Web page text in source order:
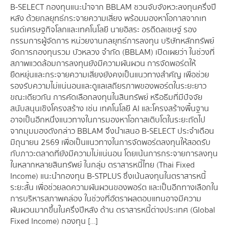
B-SELECT กองทุนแนะนำจาก BBLAM ชวนจับจังหวะลงทุนครึ่งปี
หลัง ด้วยกลยุทธ์กระจายความเสี่ยง พร้อมมองหาโอกาสจากเท
รนด์เศรษฐกิจโลกและเทคโนโลยี นายอิสระ อรดีดลเชษฐ์ รอง
กรรมการผู้จัดการ หน่วยงานกลยุทธ์การลงทุน บริษัทหลักทรัพย์
จัดการกองทุนรวม บัวหลวง จำกัด (BBLAM) เปิดเผยว่า ในช่วงที่
สภาพแวดล้อมการลงทุนยังมีความผันผวน การจัดพอร์ตให้
ยืดหยุ่นและกระจายความเสี่ยงยังคงเป็นแนวทางสำคัญ เพื่อช่วย
รองรับความไม่แน่นอนและดูแลเสถียรภาพของพอร์ตในระยะยาว
ขณะเดียวกัน การคัดเลือกลงทุนในสินทรัพย์ หรือธีมที่มีปัจจัย
สนับสนุนเชิงโครงสร้าง เช่น เทคโนโลยี AI และโครงสร้างพื้นฐาน
อาจเป็นอีกหนึ่งแนวทางในการมองหาโอกาสเติบโตในระยะถัดไป
จากมุมมองดังกล่าว BBLAM จึงนำเสนอ B-SELECT ประจำเดือน
มิถุนายน 2569 เพื่อเป็นแนวทางในการจัดพอร์ตลงทุนให้สอดรับ
กับภาวะตลาดที่ยังมีความไม่แน่นอน โดยเน้นการกระจายการลงทุน
ในหลากหลายสินทรัพย์ ในกลุ่ม ตราสารหนี้ไทย (Thai Fixed
Income) แนะนำกองทุน B-STPLUS ซึ่งเน้นลงทุนในตราสารหนี้
ระยะสั้น เพื่อช่วยลดความผันผวนของพอร์ต และเป็นอีกทางเลือกใน
การบริหารสภาพคล่อง ในช่วงที่อัตราผลตอบแทนอาจมีความ
ผันผวนมากขึ้นในครึ่งปีหลัง ด้าน ตราสารหนี้ต่างประเทศ (Global
Fixed Income) กองทุน […]